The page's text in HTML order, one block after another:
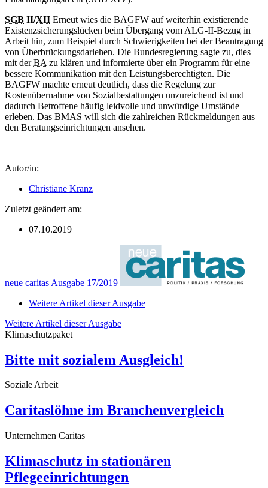
SGB II/XII Erneut wies die BAGFW auf weiterhin existierende
Existenzsicherungslücken beim Übergang vom ALG-II-Bezug in
Arbeit hin, zum Beispiel durch Schwierigkeiten bei der Beantragung
von Überbrückungsdarlehen. Die Bundesregierung sagte zu, dies
mit derBA zu klären und informierte über ein Programm für eine
bessere Kommunikation mit den Leistungsberechtigten. Die
BAGFW machte erneut deutlich, dass die Regelung zur
Kostenübernahme von Sozialbestattungen unzureichend ist und
dadurch Betroffene häufig leidvolle und unwürdige Umstände
erleben. Das BMAS will sich die zahlreichen Rückmeldungen aus
den Beratungseinrichtungen ansehen.
Autor/in:
Christiane Kranz
Zuletzt geändert am:
07.10.2019
neue caritas Ausgabe 17/2019
Weitere Artikel dieser Ausgabe
Weitere Artikel dieser Ausgabe
Klimaschutzpaket
Bitte mit sozialem Ausgleich!
Soziale Arbeit
Caritaslöhne im Branchenvergleich
Unternehmen Caritas
Klimaschutz in stationären
Pflegeeinrichtungen